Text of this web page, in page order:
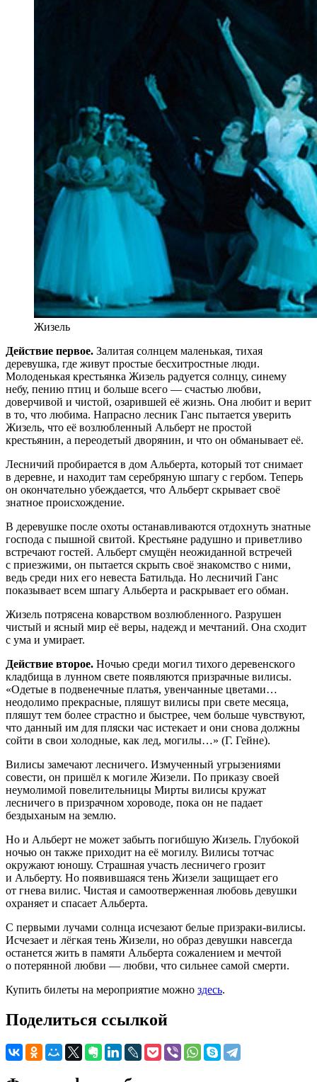
Жизель
Действие первое. Залитая солнцем маленькая, тихая
деревушка, где живут простые бесхитростные люди.
Молоденькая крестьянка Жизель радуется солнцу, синему
небу, пению птиц и больше всего — счастью любви,
доверчивой и чистой, озарившей её жизнь. Она любит и верит
в то, что любима. Напрасно лесник Ганс пытается уверить
Жизель, что её возлюбленный Альберт не простой
крестьянин, а переодетый дворянин, и что он обманывает её.
Лесничий пробирается в дом Альберта, который тот снимает
в деревне, и находит там серебряную шпагу с гербом. Теперь
он окончательно убеждается, что Альберт скрывает своё
знатное происхождение.
В деревушке после охоты останавливаются отдохнуть знатные
господа с пышной свитой. Крестьяне радушно и приветливо
встречают гостей. Альберт смущён неожиданной встречей
с приезжими, он пытается скрыть своё знакомство с ними,
ведь среди них его невеста Батильда. Но лесничий Ганс
показывает всем шпагу Альберта и раскрывает его обман.
Жизель потрясена коварством возлюбленного. Разрушен
чистый и ясный мир её веры, надежд и мечтаний. Она сходит
с ума и умирает.
Действие второе. Ночью среди могил тихого деревенского
кладбища в лунном свете появляются призрачные вилисы.
«Одетые в подвенечные платья, увенчанные цветами…
неодолимо прекрасные, пляшут вилисы при свете месяца,
пляшут тем более страстно и быстрее, чем больше чувствуют,
что данный им для пляски час истекает и они снова должны
сойти в свои холодные, как лед, могилы…» (Г. Гейне).
Вилисы замечают лесничего. Измученный угрызениями
совести, он пришёл к могиле Жизели. По приказу своей
неумолимой повелительницы Мирты вилисы кружат
лесничего в призрачном хороводе, пока он не падает
бездыханым на землю.
Но и Альберт не может забыть погибшую Жизель. Глубокой
ночью он также приходит на её могилу. Вилисы тотчас
окружают юношу. Страшная участь лесничего грозит
и Альберту. Но появившаяся тень Жизели защищает его
от гнева вилис. Чистая и самоотверженная любовь девушки
охраняет и спасает Альберта.
С первыми лучами солнца исчезают белые призраки-вилисы.
Исчезает и лёгкая тень Жизели, но образ девушки навсегда
останется жить в памяти Альберта сожалением и мечтой
о потерянной любви — любви, что сильнее самой смерти.
Купить билеты на мероприятие можно здесь.
Поделиться ссылкой